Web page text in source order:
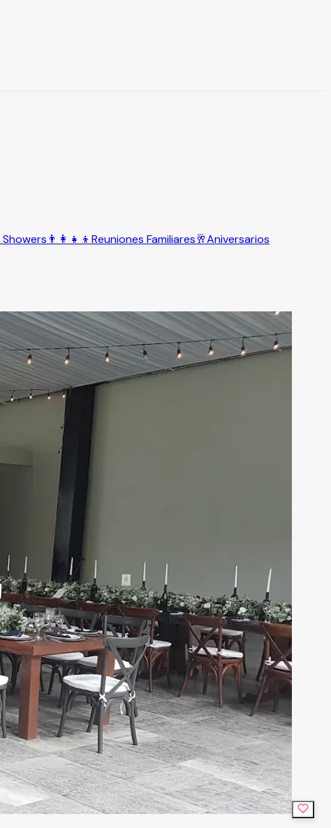
Showers 👨‍👩‍👧‍👦 Reuniones Familiares🥂Aniversarios